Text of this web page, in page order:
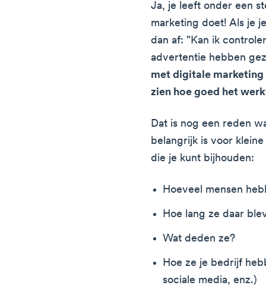
Ja, je leeft onder een
marketing doet! Als je
dan af: "Kan ik
advertentie hebben
met digitale marketing
zien hoe goed het
Dat is nog een reden
belangrijk is voor
die je kunt bijhouden:
Hoeveel mensen
Hoe lang ze daar
Wat deden ze?
Hoe ze je bedrijf
sociale media, enz.)